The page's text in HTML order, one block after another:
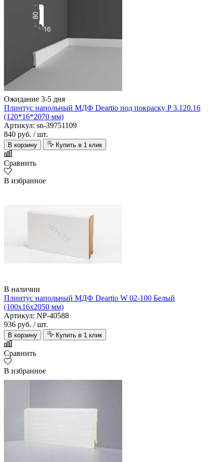
Ожидание 3-5 дня
Плинтус напольный МДФ Deartio под покраску P 3.120.16
(120*16*2070 мм)
Артикул: sn-39751109
840 руб. / шт.
В корзину Купить в 1 клик
Сравнить
В избранное
В наличии
Плинтус напольный МДФ Deartio W 02-100 Белый
(100х16х2050 мм)
Артикул: NP-40588
936 руб. / шт.
В корзину Купить в 1 клик
Сравнить
В избранное